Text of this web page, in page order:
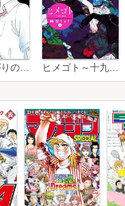
恋は雨上がりのように ヒメゴト～十九歳の制服～